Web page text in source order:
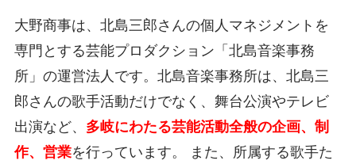
大野商事は、北島三郎さんの個人マネジメントを
専門とする芸能プロダクション「北島音楽事務
所」の運営法人です。北島音楽事務所は、北島三
郎さんの歌手活動だけでなく、舞台公演やテレビ
出演など、 多岐にわたる芸能活動全般の企画、制
作、営業を行っています。 また、所属する歌手た